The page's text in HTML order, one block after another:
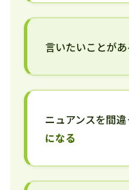
言いたいことが
ニュアンスを間違
になる